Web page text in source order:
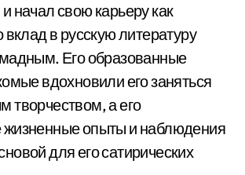
начал свою карьеру как
вклад в русскую литературу
Его образованные
вдохновили его заняться
творчеством, а его
жизненные опыты и наблюдения
для его сатирических